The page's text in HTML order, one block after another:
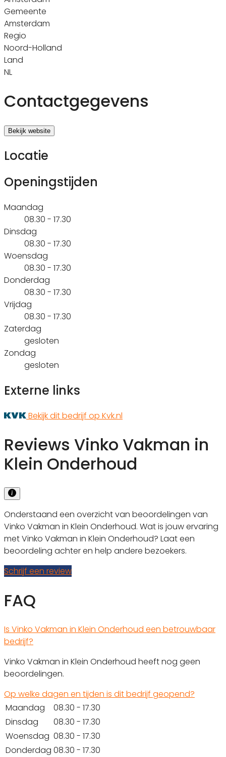
Gemeente
Amsterdam
Regio
Noord-Holland
Land
NL
Contactgegevens
Bekijk website
Locatie
Openingstijden
Maandag
08.30 - 17.30
Dinsdag
08.30 - 17.30
Woensdag
08.30 - 17.30
Donderdag
08.30 - 17.30
Vrijdag
08.30 - 17.30
Zaterdag
gesloten
Zondag
gesloten
Externe links
Bekijk dit bedrijf op Kvk.nl
Reviews Vinko Vakman in
Klein Onderhoud
Onderstaand een overzicht van beoordelingen van
Vinko Vakman in Klein Onderhoud. Wat is jouw ervaring
met Vinko Vakman in Klein Onderhoud? Laat een
beoordeling achter en help andere bezoekers.
Schrijf een review
FAQ
Is Vinko Vakman in Klein Onderhoud een betrouwbaar
bedrijf?
Vinko Vakman in Klein Onderhoud heeft nog geen
beoordelingen.
Op welke dagen en tijden is dit bedrijf geopend?
Maandag
08.30 - 17.30
Dinsdag
08.30 - 17.30
Woensdag 08.30 - 17.30
Donderdag 08.30 - 17.30